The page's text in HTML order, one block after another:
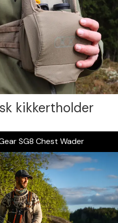
kikkertholder
SG8 Chest Wader